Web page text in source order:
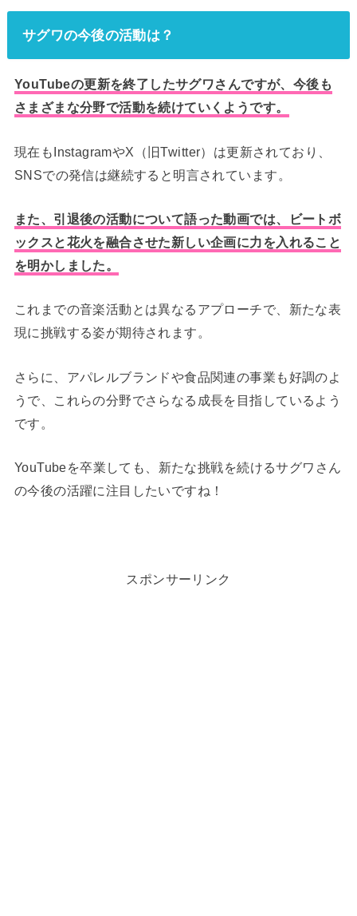
サグワの今後の活動は？
YouTubeの更新を終了したサグワさんですが、今後も
さまざまな分野で活動を続けていくようです。
現在もInstagramやX（旧Twitter）は更新されており、
SNSでの発信は継続すると明言されています。
また、引退後の活動について語った動画では、ビートボ
ックスと花火を融合させた新しい企画に力を入れること
を明かしました。
これまでの音楽活動とは異なるアプローチで、新たな表
現に挑戦する姿が期待されます。
さらに、アパレルブランドや食品関連の事業も好調のよ
うで、これらの分野でさらなる成長を目指しているよう
です。
YouTubeを卒業しても、新たな挑戦を続けるサグワさん
の今後の活躍に注目したいですね！
スポンサーリンク